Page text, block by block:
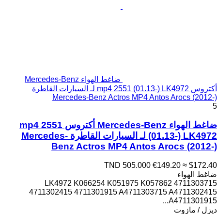
ضاغط الهواء Mercedes-Benz
أكتروس mp4 2551 (01.13-) LK4972 لـ السيارات القاطرة
Mercedes-Benz Actros MP4 Antos Arocs (2012-)
5
ضاغط الهواء Mercedes-Benz أكتروس mp4 2551
(01.13-) LK4972 لـ السيارات القاطرة Mercedes-
Benz Actros MP4 Antos Arocs (2012-)
TND 505.000 €149.20 ≈ $172.40
ضاغط الهواء
LK4972 K066254 K051975 K057862 4711303715
4711302415 4711301915 A4711303715 A4711302415
A4711301915...
ديزل / مازوت